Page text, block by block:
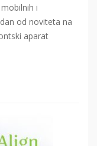
i
od noviteta na
aparat